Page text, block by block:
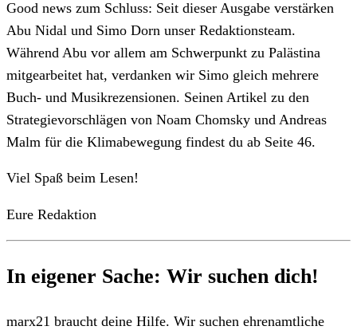
Good news zum Schluss: Seit dieser Ausgabe verstärken
Abu Nidal und Simo Dorn unser Redaktionsteam.
Während Abu vor allem am Schwerpunkt zu Palästina
mitgearbeitet hat, verdanken wir Simo gleich mehrere
Buch- und Musikrezensionen. Seinen Artikel zu den
Strategievorschlägen von Noam Chomsky und Andreas
Malm für die Klimabewegung findest du ab Seite 46.
Viel Spaß beim Lesen!
Eure Redaktion
In eigener Sache: Wir suchen dich!
marx21 braucht deine Hilfe. Wir suchen ehrenamtliche